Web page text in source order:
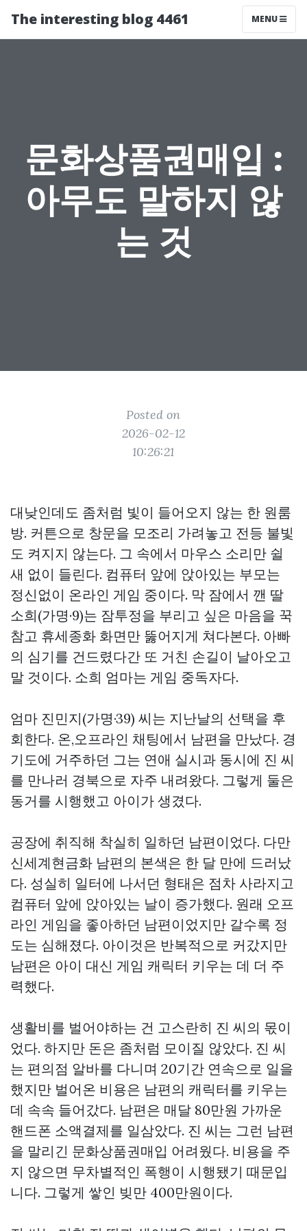
The interesting blog 4461 MENU
문화상품권매입 :
아무도 말하지 않
는 것
Posted on
2026-02-12
10:26:21
대낮인데도 좀처럼 빛이 들어오지 않는 한 원룸
방. 커튼으로 창문을 모조리 가려놓고 전등 불빛
도 켜지지 않는다. 그 속에서 마우스 소리만 쉴
새 없이 들린다. 컴퓨터 앞에 앉아있는 부모는
정신없이 온라인 게임 중이다. 막 잠에서 깬 딸
소희(가명·9)는 잠투정을 부리고 싶은 마음을 꾹
참고 휴세종화 화면만 뚫어지게 쳐다본다. 아빠
의 심기를 건드렸다간 또 거친 손길이 날아오고
말 것이다. 소희 엄마는 게임 중독자다.
엄마 진민지(가명·39) 씨는 지난날의 선택을 후
회한다. 온,오프라인 채팅에서 남편을 만났다. 경
기도에 거주하던 그는 연애 실시과 동시에 진 씨
를 만나러 경북으로 자주 내려왔다. 그렇게 둘은
동거를 시행했고 아이가 생겼다.
공장에 취직해 착실히 일하던 남편이었다. 다만
신세계현금화 남편의 본색은 한 달 만에 드러났
다. 성실히 일터에 나서던 형태은 점차 사라지고
컴퓨터 앞에 앉아있는 날이 증가했다. 원래 오프
라인 게임을 좋아하던 남편이었지만 갈수록 정
도는 심해졌다. 아이것은 반복적으로 커갔지만
남편은 아이 대신 게임 캐릭터 키우는 데 더 주
력했다.
생활비를 벌어야하는 건 고스란히 진 씨의 몫이
었다. 하지만 돈은 좀처럼 모이질 않았다. 진 씨
는 편의점 알바를 다니며 20기간 연속으로 일을
했지만 벌어온 비용은 남편의 캐릭터를 키우는
데 속속 들어갔다. 남편은 매달 80만원 가까운
핸드폰 소액결제를 일삼았다. 진 씨는 그런 남편
을 말리긴 문화상품권매입 어려웠다. 비용을 주
지 않으면 무차별적인 폭행이 시행됐기 때문입
니다. 그렇게 쌓인 빚만 400만원이다.